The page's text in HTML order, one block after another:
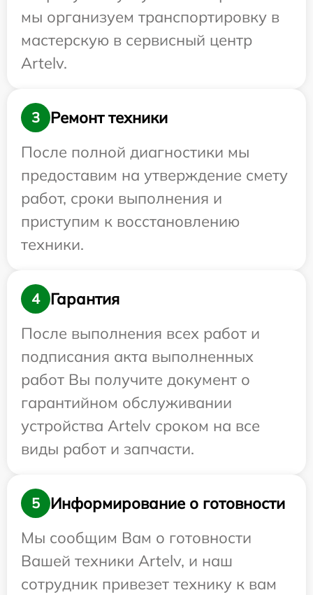
мы организуем транспортировку в
мастерскую в сервисный центр
Artelv.
3
Ремонт техники
После полной диагностики мы
предоставим на утверждение смету
работ, сроки выполнения и
приступим к восстановлению
техники.
4
Гарантия
После выполнения всех работ и
подписания акта выполненных
работ Вы получите документ о
гарантийном обслуживании
устройства Artelv сроком на все
виды работ и запчасти.
5
Информирование о готовности
Мы сообщим Вам о готовности
Вашей техники Artelv, и наш
сотрудник привезет технику к вам